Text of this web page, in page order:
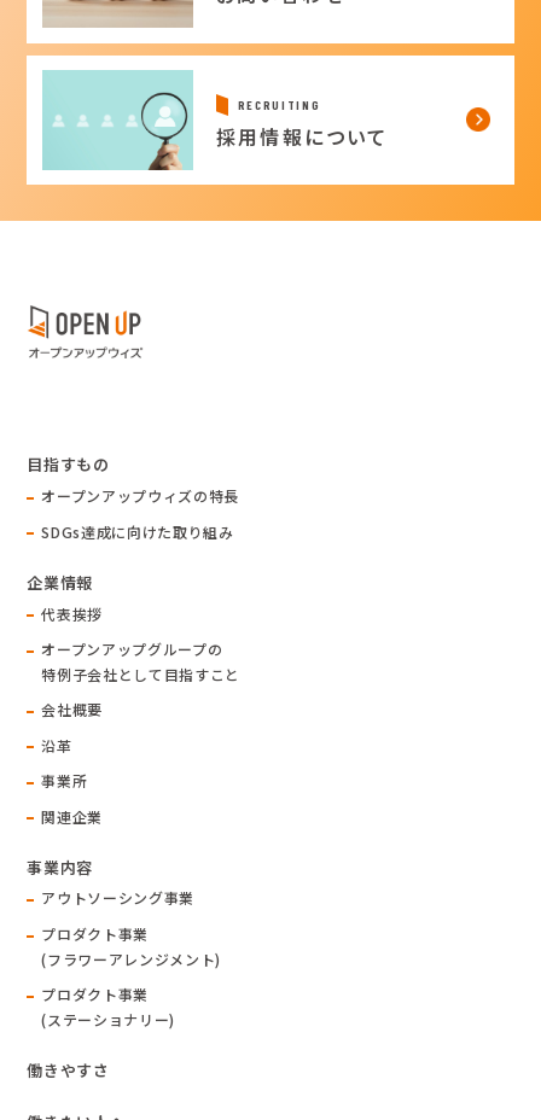
RECRUITING
採用情報について
目指すもの
オープンアップウィズの特長
SDGs達成に向けた取り組み
企業情報
代表挨拶
オープンアップグループの
特例子会社として目指すこと
会社概要
沿革
事業所
関連企業
事業内容
アウトソーシング事業
プロダクト事業
(フラワーアレンジメント)
プロダクト事業
(ステーショナリー)
働きやすさ